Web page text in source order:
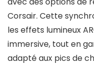
Corsair. Cette
les effets lumineux
immersive, tout en
adapté aux pics de